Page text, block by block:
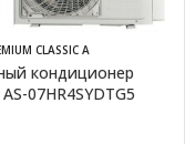
CLASSIC A
кондиционер
07HR4SYDTG5